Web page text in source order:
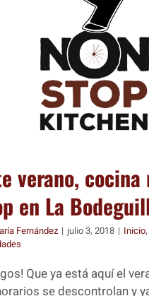
verano, cocina
en La
Fernández | julio 3, 2018 | Inicio,
Que ya está aquí el
se descontrolan y